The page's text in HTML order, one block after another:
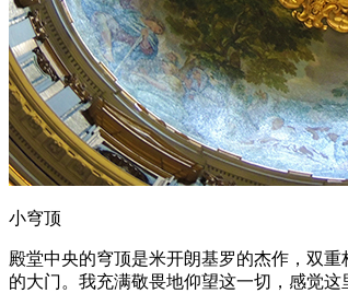
小穹顶
殿堂中央的穹顶是米开朗基罗的杰作，双
的大门。我充满敬畏地仰望这一切，感觉